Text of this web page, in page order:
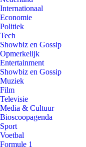
Internationaal
Economie
Politiek
Tech
Showbiz en Gossip
Opmerkelijk
Entertainment
Showbiz en Gossip
Muziek
Film
Televisie
Media & Cultuur
Bioscoopagenda
Sport
Voetbal
Formule 1